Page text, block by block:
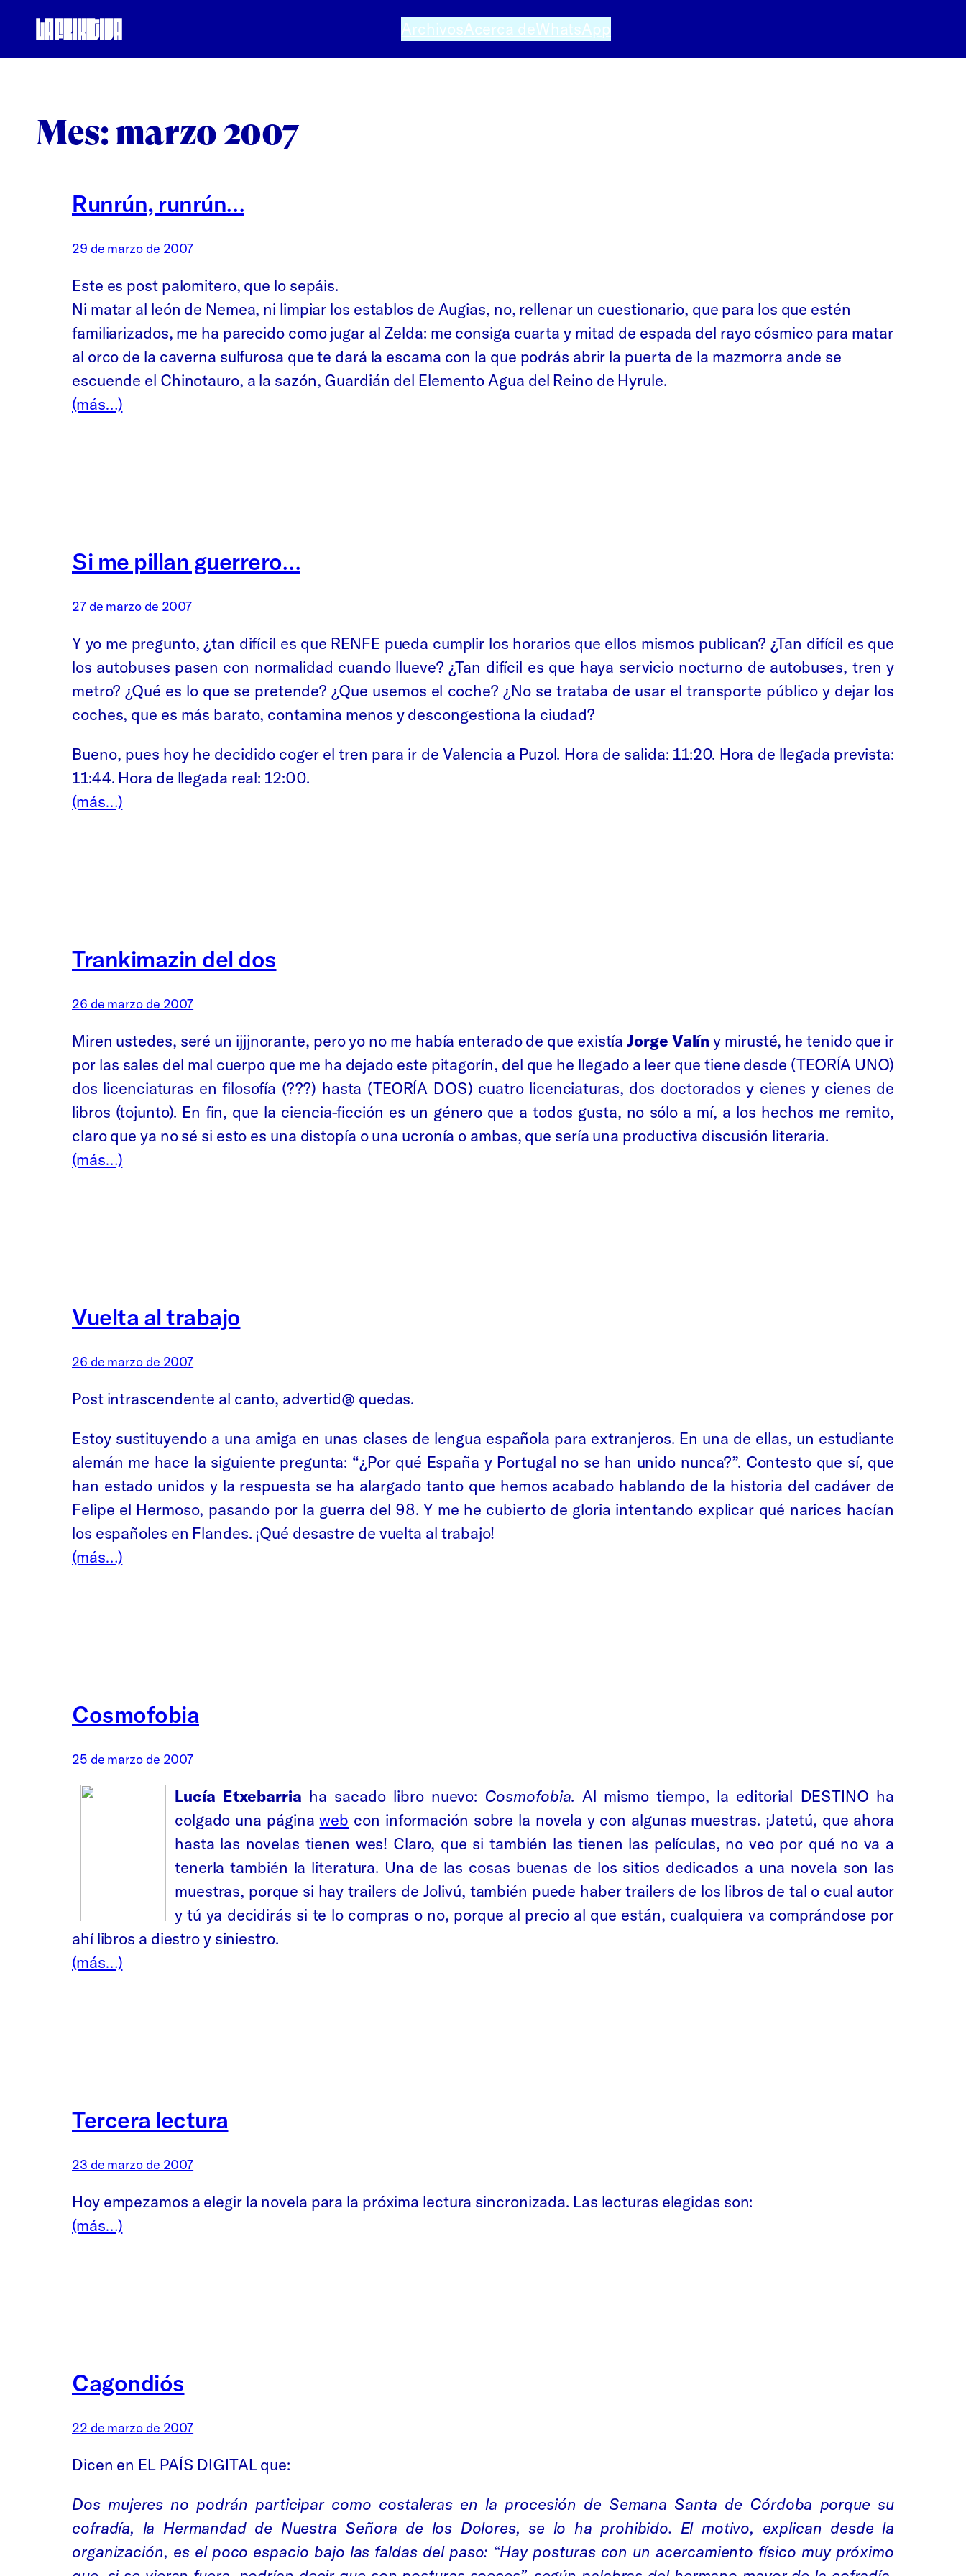
contenido
ArchivosAcerca deWhatsApp
Mes: marzo 2007
Runrún, runrún…
29 de marzo de 2007
Este es post palomitero, que lo sepáis.
Ni matar al león de Nemea, ni limpiar los establos de Augias, no, rellenar un cuestionario, que para los que estén
familiarizados, me ha parecido como jugar al Zelda: me consiga cuarta y mitad de espada del rayo cósmico para matar
al orco de la caverna sulfurosa que te dará la escama con la que podrás abrir la puerta de la mazmorra ande se
escuende el Chinotauro, a la sazón, Guardián del Elemento Agua del Reino de Hyrule.
(más…)
Si me pillan guerrero…
27 de marzo de 2007
Y yo me pregunto, ¿tan difícil es que RENFE pueda cumplir los horarios que ellos mismos publican? ¿Tan difícil es que
los autobuses pasen con normalidad cuando llueve? ¿Tan difícil es que haya servicio nocturno de autobuses, tren y
metro? ¿Qué es lo que se pretende? ¿Que usemos el coche? ¿No se trataba de usar el transporte público y dejar los
coches, que es más barato, contamina menos y descongestiona la ciudad?
Bueno, pues hoy he decidido coger el tren para ir de Valencia a Puzol. Hora de salida: 11:20. Hora de llegada prevista:
11:44. Hora de llegada real: 12:00.
(más…)
Trankimazin del dos
26 de marzo de 2007
Miren ustedes, seré un ijjjnorante, pero yo no me había enterado de que existíaJorge Valín y mirusté, he tenido que ir
por las sales del mal cuerpo que me ha dejado este pitagorín, del que he llegado a leer que tiene desde (TEORÍA UNO)
dos licenciaturas en filosofía (???) hasta (TEORÍA DOS) cuatro licenciaturas, dos doctorados y cienes y cienes de
libros (tojunto). En fin, que la ciencia-ficción es un género que a todos gusta, no sólo a mí, a los hechos me remito,
claro que ya no sé si esto es una distopía o una ucronía o ambas, que sería una productiva discusión literaria.
(más…)
Vuelta al trabajo
26 de marzo de 2007
Post intrascendente al canto, advertid@ quedas.
Estoy sustituyendo a una amiga en unas clases de lengua española para extranjeros. En una de ellas, un estudiante
alemán me hace la siguiente pregunta: “¿Por qué España y Portugal no se han unido nunca?”. Contesto que sí, que
han estado unidos y la respuesta se ha alargado tanto que hemos acabado hablando de la historia del cadáver de
Felipe el Hermoso, pasando por la guerra del 98. Y me he cubierto de gloria intentando explicar qué narices hacían
los españoles en Flandes. ¡Qué desastre de vuelta al trabajo!
(más…)
Cosmofobia
25 de marzo de 2007
Lucía Etxebarria ha sacado libro nuevo: Cosmofobia. Al mismo tiempo, la editorial DESTINO ha
colgado una páginaweb con información sobre la novela y con algunas muestras. ¡Jatetú, que ahora
hasta las novelas tienen wes! Claro, que si también las tienen las películas, no veo por qué no va a
tenerla también la literatura. Una de las cosas buenas de los sitios dedicados a una novela son las
muestras, porque si hay trailers de Jolivú, también puede haber trailers de los libros de tal o cual autor
y tú ya decidirás si te lo compras o no, porque al precio al que están, cualquiera va comprándose por
ahí libros a diestro y siniestro.
(más…)
Tercera lectura
23 de marzo de 2007
Hoy empezamos a elegir la novela para la próxima lectura sincronizada. Las lecturas elegidas son:
(más…)
Cagondiós
22 de marzo de 2007
Dicen en EL PAÍS DIGITAL que:
Dos mujeres no podrán participar como costaleras en la procesión de Semana Santa de Córdoba porque su
cofradía, la Hermandad de Nuestra Señora de los Dolores, se lo ha prohibido. El motivo, explican desde la
organización, es el poco espacio bajo las faldas del paso: “Hay posturas con un acercamiento físico muy próximo